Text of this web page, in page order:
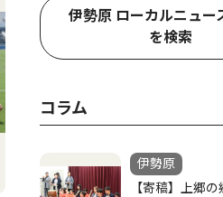
社会
伊勢原 ローカルニュー
を検索
コラム
伊勢原
【寄稿】上郷